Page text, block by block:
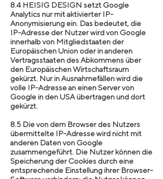
8.4 HEISIG DESIGN setzt Google
Analytics nur mit aktivierter IP-
Anonymisierung ein. Das bedeutet, die
IP-Adresse der Nutzer wird von Google
innerhalb von Mitgliedstaaten der
Europäischen Union oder in anderen
Vertragsstaaten des Abkommens über
den Europäischen Wirtschaftsraum
gekürzt. Nur in Ausnahmefällen wird die
volle IP-Adresse an einen Server von
Google in den USA übertragen und dort
gekürzt.
8.5 Die von dem Browser des Nutzers
übermittelte IP-Adresse wird nicht mit
anderen Daten von Google
zusammengeführt. Die Nutzer können die
Speicherung der Cookies durch eine
entsprechende Einstellung ihrer Browser-